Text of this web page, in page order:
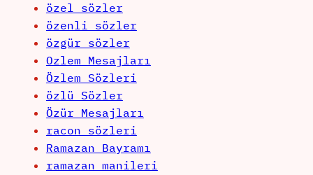
özel sözler
özenli sözler
özgür sözler
Ozlem Mesajları
Özlem Sözleri
özlü Sözler
Özür Mesajları
racon sözleri
Ramazan Bayramı
ramazan manileri